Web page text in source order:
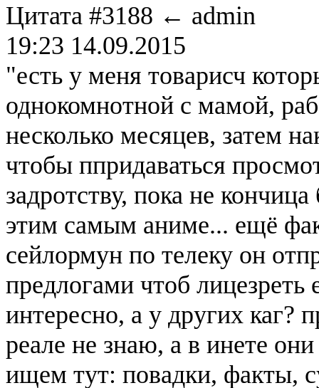
Цитата #3188 ← admin
19:23 14.09.2015
"есть у меня товарисч
однокомнотной с мамой,
несколько месяцев, затем
чтобы ппридаваться
задротству, пока не
этим самым аниме... ещё
сейлормун по телеку он
предлогами чтоб лицезреть
интересно, а у других каг?
реале не знаю, а в инете
ищем тут: повадки, факты,